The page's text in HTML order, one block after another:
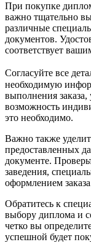
При покупке
важно тщательно
различные
документов.​
соответствует
Согласуйте все
необходимую
выполнения
возможность
это необходимо.
Важно также
предоставленных
документе.
заведения,
оформлением
Обратитесь к
выбору диплома и
четко вы
успешной будет